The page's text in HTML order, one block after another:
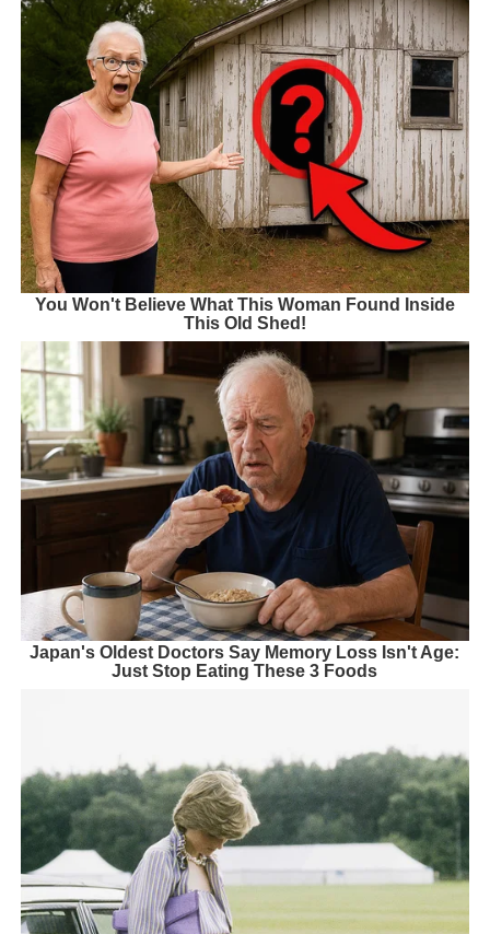
You Won't Believe What This Woman Found Inside
This Old Shed!
Japan's Oldest Doctors Say Memory Loss Isn't Age:
Just Stop Eating These 3 Foods